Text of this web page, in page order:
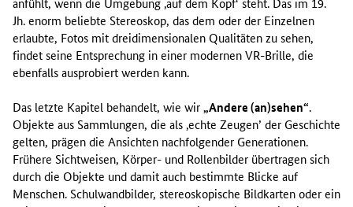
Jh. enorm beliebte Stereoskop, das dem oder der Einzelnen
erlaubte, Fotos mit dreidimensionalen Qualitäten zu sehen,
findet seine Entsprechung in einer modernen VR-Brille, die
ebenfalls ausprobiert werden kann.
Das letzte Kapitel behandelt, wie wir„Andere (an)sehen“.
Objekte aus Sammlungen, die als ‚echte Zeugen’ der Geschichte
gelten, prägen die Ansichten nachfolgender Generationen.
Frühere Sichtweisen, Körper- und Rollenbilder übertragen sich
durch die Objekte und damit auch bestimmte Blicke auf
Menschen. Schulwandbilder, stereoskopische Bildkarten oder ein